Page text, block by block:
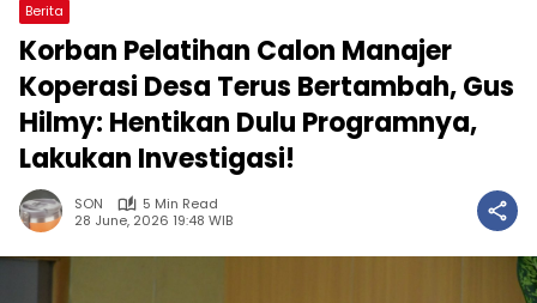
Berita
Korban Pelatihan Calon Manajer
Koperasi Desa Terus Bertambah, Gus
Hilmy: Hentikan Dulu Programnya,
Lakukan Investigasi!
SON
5 Min Read
28 June, 2026 19:48 WIB